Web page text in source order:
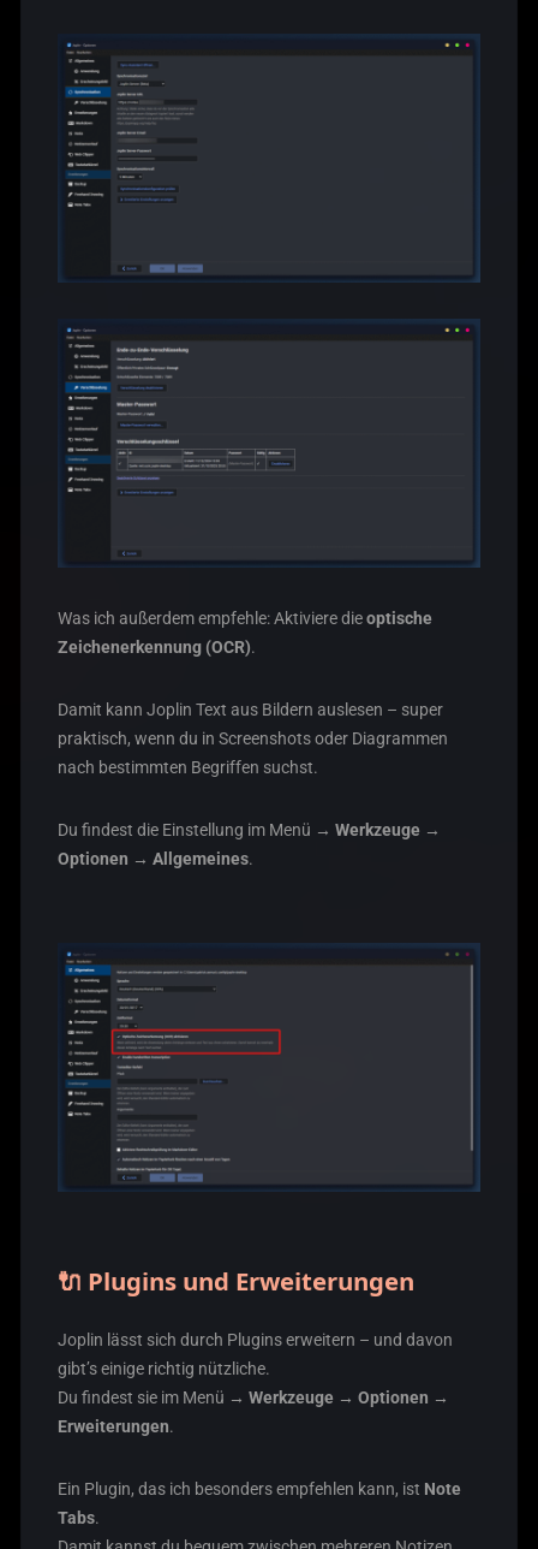
Was ich außerdem empfehle: Aktiviere dieoptische
Zeichenerkennung (OCR).
Damit kann Joplin Text aus Bildern auslesen – super
praktisch, wenn du in Screenshots oder Diagrammen
nach bestimmten Begriffen suchst.
Du findest die Einstellung im Menü → Werkzeuge →
Optionen → Allgemeines.
🔌 Plugins und Erweiterungen
Joplin lässt sich durch Plugins erweitern – und davon
gibt’s einige richtig nützliche.
Du findest sie im Menü → Werkzeuge → Optionen →
Erweiterungen.
Ein Plugin, das ich besonders empfehlen kann, ist Note
Tabs.